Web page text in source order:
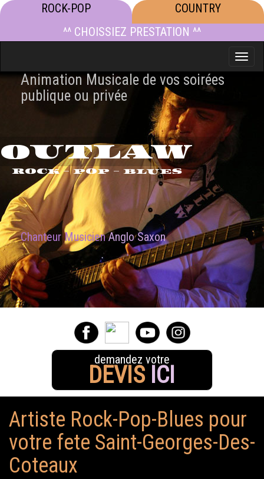
ROCK-POP
COUNTRY
^^ CHOISSIEZ PRESTATION ^^
Toggle
Animation Musicale de vos soirées
publique ou privée
OUTLAW
ROCK - POP - BLUES
Chanteur MusicienAnglo Saxon
demandez votre
DEVIS ICI
Artiste Rock-Pop-Blues pour
votre fete Saint-Georges-Des-
Coteaux